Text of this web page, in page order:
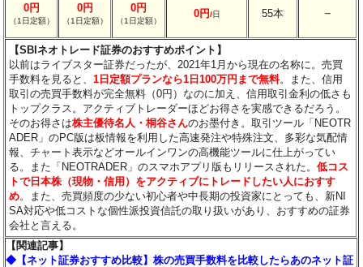
0円
（1日定額）
0円
（1日定額）
0円
（1日定額）
0円/日 55本 －
【SBIネオトレード証券のおすすめポイント】
以前はライブスター証券だったが、2021年1月から現在の名称に。売買
手数料を見ると、1日定額プランなら1日100万円まで無料。また、信用
取引の売買手数料が完全無料（0円）なのに加え、信用取引金利の低さも
トップクラス。アクティブトレーダーほどお得さを実感できるだろう。
そのお得さは株主優待名人・桐谷さんのお墨付き。取引ツール「NEOTR
ADER」のPC版は板情報を利用した高速発注や特殊注文、多彩な気配情
報、チャート表示などオールインワンの高機能ツールに仕上がってい
る。また「NEOTRADER」のスマホアプリ版もリリースされた。低コス
トで日本株（現物・信用）をアクティブにトレードしたい人におすす
め。また、売買頻度の少ない初心者や中長期の投資家にとっても、新NI
SA対応や低コストな個性派投資信託の取り扱いがあり、おすすめの証券
会社と言える。
【関連記事】
◆【ネット証券おすすめ比較】株の売買手数料を比較したらあのネット証